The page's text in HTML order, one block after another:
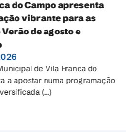
Campo apresenta
para as
de agosto e
de Vila Franca do
numa programação
(…)